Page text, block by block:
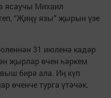
ясаучы Михаил
“Җиңү язы” җырын үзе
31 июленә кадәр
җырлар өчен һәркем
бирә ала. Иң күп
өченче турга үтәчәк.